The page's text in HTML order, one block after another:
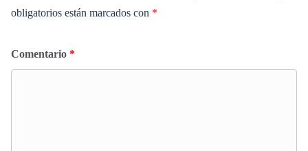
obligatorios están marcados con *
Comentario *